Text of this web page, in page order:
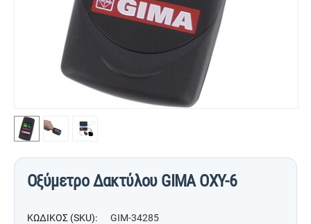
Οξύμετρο Δακτύλου GIMA OXY-6
ΚΩΔΙΚΟΣ (SKU): GIM-34285